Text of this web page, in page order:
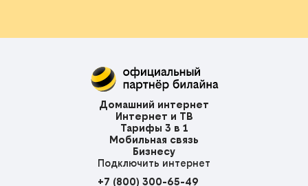
Домашний интернет
Интернет и ТВ
Тарифы 3 в 1
Мобильная связь
Бизнесу
Подключить интернет
+7 (800) 300-65-49